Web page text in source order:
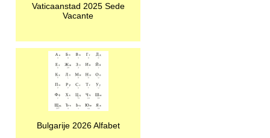
Vaticaanstad 2025 Sede
Vacante
Bulgarije 2026 Alfabet